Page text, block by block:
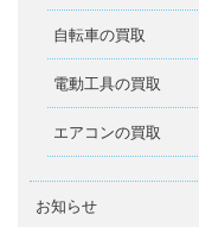
自転車の買取
電動工具の買取
エアコンの買取
お知らせ